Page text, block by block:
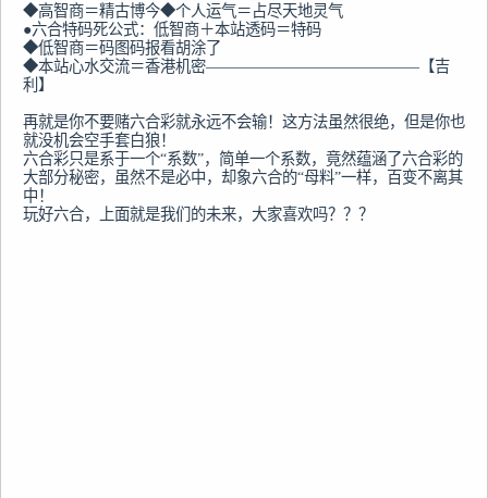
◆高智商＝精古博今◆个人运气＝占尽天地灵气
●六合特码死公式：低智商＋本站透码＝特码
◆低智商＝码图码报看胡涂了
◆本站心水交流＝香港机密——————————————【吉
利】
再就是你不要赌六合彩就永远不会输！这方法虽然很绝，但是你也
就没机会空手套白狼！
六合彩只是系于一个“系数”，简单一个系数，竟然蕴涵了六合彩的
大部分秘密，虽然不是必中，却象六合的“母料”一样，百变不离其
中！
玩好六合，上面就是我们的未来，大家喜欢吗？？？